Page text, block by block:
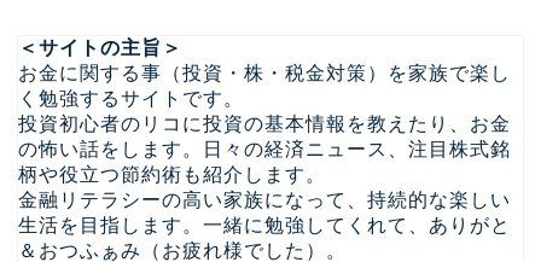
＜サイトの主旨＞
お金に関する事（投資・株・税金対策）を家族で楽し
く勉強するサイトです。
投資初心者のリコに投資の基本情報を教えたり、お金
の怖い話をします。日々の経済ニュース、注目株式銘
柄や役立つ節約術も紹介します。
金融リテラシーの高い家族になって、持続的な楽しい
生活を目指します。一緒に勉強してくれて、ありがと
＆おつふぁみ（お疲れ様でした）。